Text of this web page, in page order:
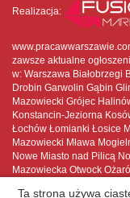
Realizacja:
zawsze aktualne
w: Warszawa Białobrzegi
Drobin Garwolin Gąbin
Mazowiecki Grójec
Konstancin-Jeziorna
Łochów Łomianki Łosice
Mazowiecki Mława
Nowe Miasto nad Pilicą
Mazowiecka Otwock
Ta strona używa